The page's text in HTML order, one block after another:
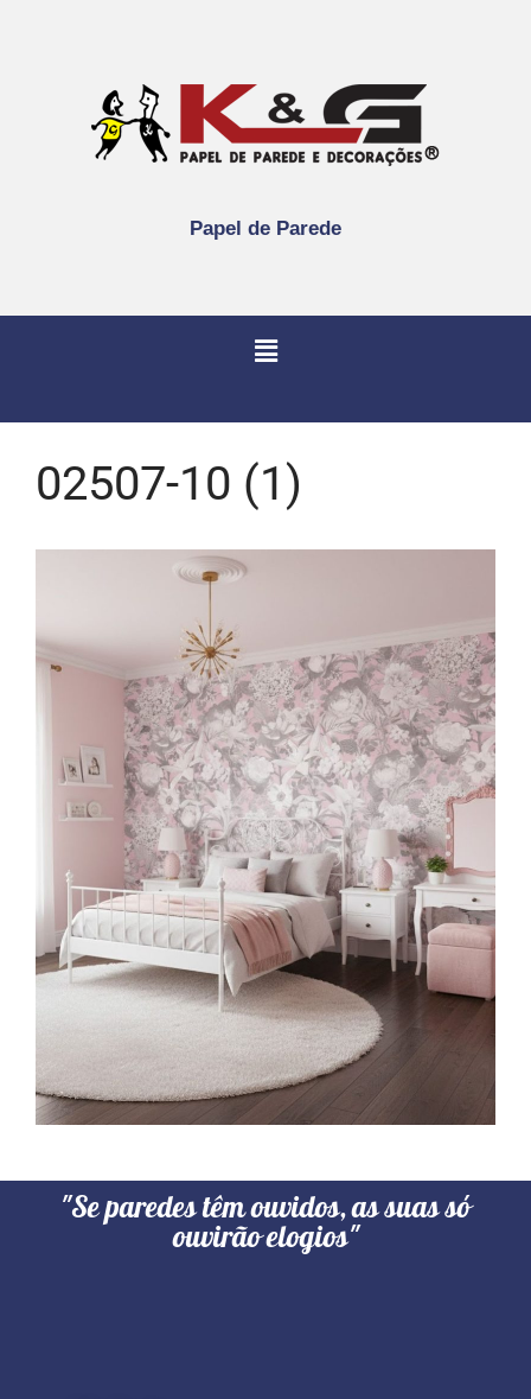
Papel de Parede
02507-10 (1)
"Se paredes têm ouvidos, as suas só
ouvirão elogios"